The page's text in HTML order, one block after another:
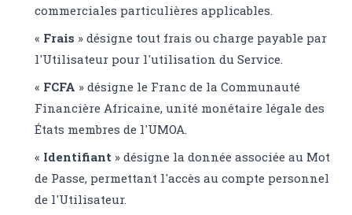
commerciales particulières applicables.
« Frais » désigne tout frais ou charge payable par
l'Utilisateur pour l'utilisation du Service.
« FCFA » désigne le Franc de la Communauté
Financière Africaine, unité monétaire légale des
États membres de l'UMOA.
« Identifiant » désigne la donnée associée au Mot
de Passe, permettant l'accès au compte personnel
de l'Utilisateur.